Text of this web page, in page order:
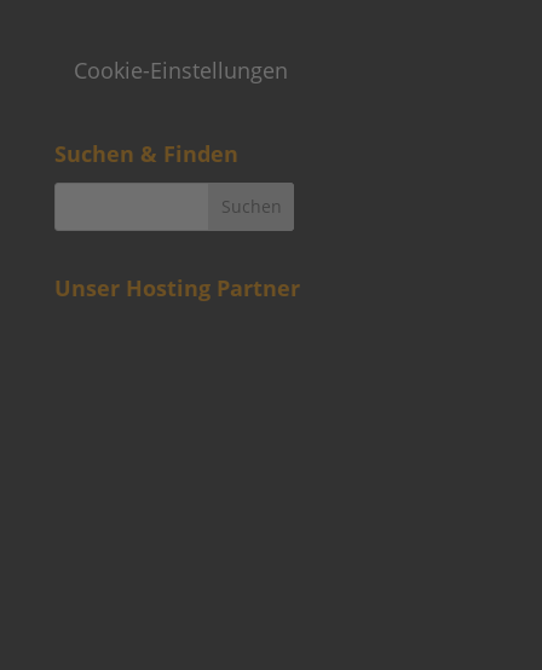
Cookie-Einstellungen
Suchen & Finden
Unser Hosting Partner